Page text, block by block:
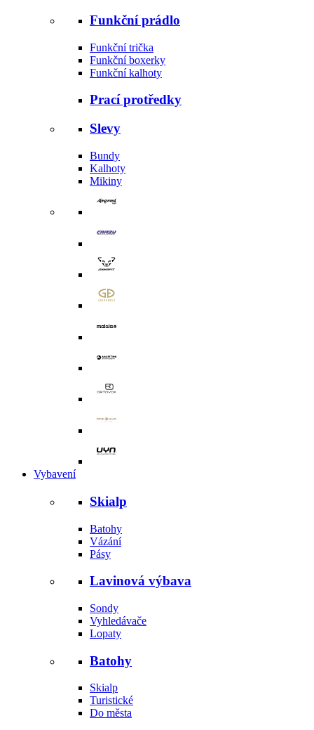
Funkční prádlo
Funkční trička
Funkční boxerky
Funkční kalhoty
Prací protředky
Slevy
Bundy
Kalhoty
Mikiny
Vybavení
Skialp
Batohy
Vázání
Pásy
Lavinová výbava
Sondy
Vyhledávače
Lopaty
Batohy
Skialp
Turistické
Do města